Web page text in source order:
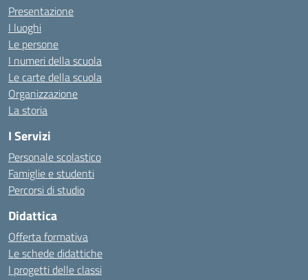
Presentazione
I luoghi
Le persone
I numeri della scuola
Le carte della scuola
Organizzazione
La storia
I Servizi
Personale scolastico
Famiglie e studenti
Percorsi di studio
Didattica
Offerta formativa
Le schede didattiche
I progetti delle classi